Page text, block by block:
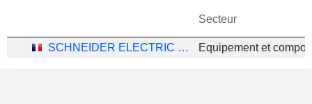
Secteur
SCHNEIDER ELECTRIC SE